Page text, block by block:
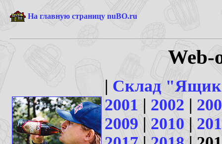
На главную страницу nuBO.ru
| Склад
2001 | 2002 |
2009| 2010|